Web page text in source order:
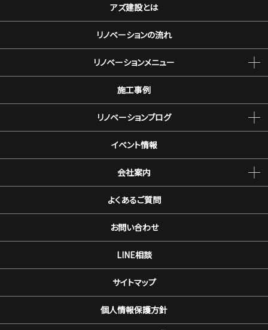
アズ建設とは
リノベーションの流れ
リノベーションメニュー
施工事例
リノベーションブログ
イベント情報
会社案内
よくあるご質問
お問い合わせ
LINE相談
サイトマップ
個人情報保護方針